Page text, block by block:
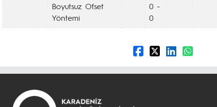
Boyutsuz Ofset
Yöntemi
0 -
0